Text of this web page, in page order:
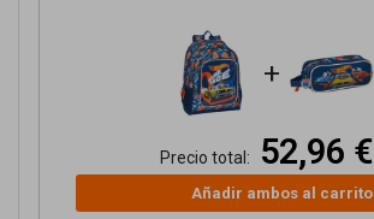
+
Precio total: 52,96 €
Añadir ambos al carrito